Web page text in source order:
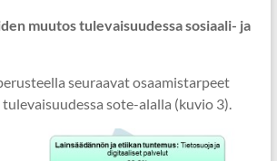
muutos tulevaisuudessa sosiaali- ja
seuraavat osaamistarpeet
sote-alalla (kuvio 3).